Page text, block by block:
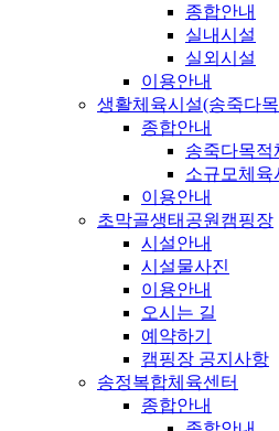
종합안내
실내시설
실외시설
이용안내
생활체육시설(송죽다
종합안내
송죽다목적
소규모체육
이용안내
초막골생태공원캠핑장
시설안내
시설물사진
이용안내
오시는 길
예약하기
캠핑장 공지사항
송정복합체육센터
종합안내